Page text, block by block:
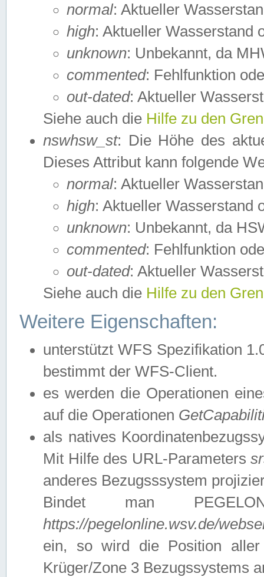
normal: Aktueller
high: Aktueller Wasserstand
unknown: Unbekannt, da
commented: Fehlfunktion
out-dated: Aktueller
Siehe auch die Hilfe zu den
nswhsw_st: Die Höhe des
Dieses Attribut kann folgende
normal: Aktueller
high: Aktueller Wasserstand
unknown: Unbekannt, da
commented: Fehlfunktion
out-dated: Aktueller
Siehe auch die Hilfe zu den
Weitere Eigenschaften:
unterstützt WFS Spezifikation
bestimmt der WFS-Client.
es werden die Operationen
auf die Operationen
als natives
Mit Hilfe des URL-Parameters
anderes Bezugsssystem
Bindet man
https://pegelonline.wsv.de/
ein, so wird die Position
Krüger/Zone 3 Bezugssystems